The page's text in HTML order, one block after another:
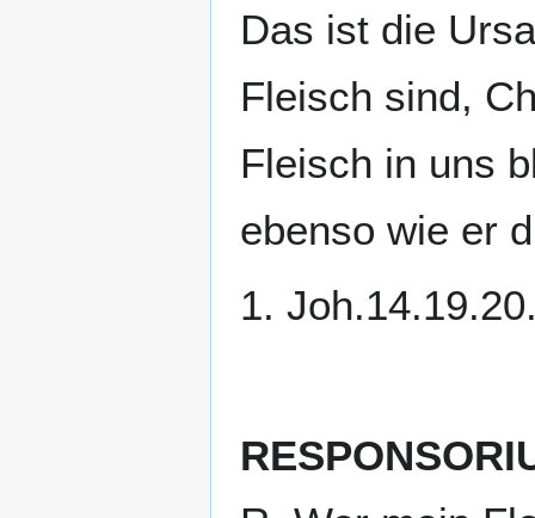
Das ist die
Fleisch sind,
Fleisch in uns
ebenso wie er
1.